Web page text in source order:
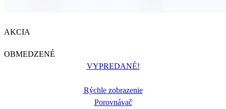
AKCIA
OBMEDZENÉ
VYPREDANÉ!
Rýchle zobrazenie
Porovnávač